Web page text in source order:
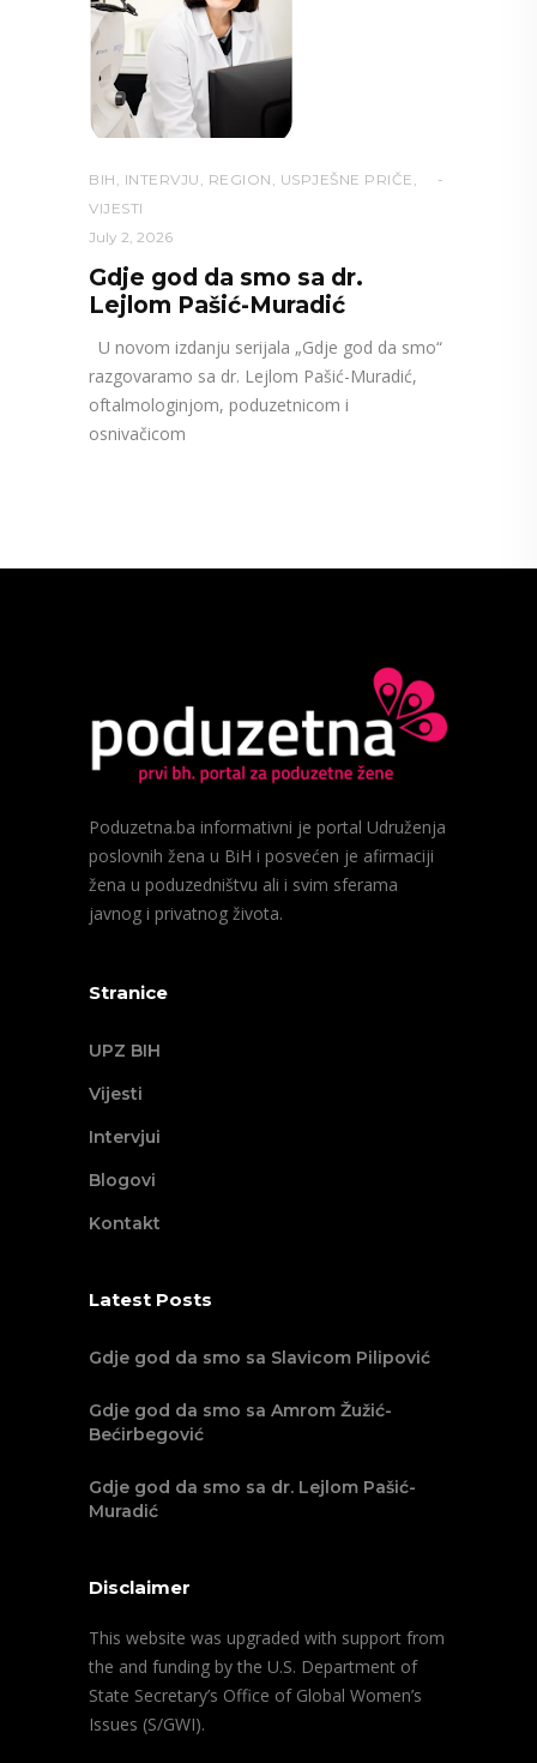
BIH , INTERVJU , REGION , USPJEŠNE PRIČE ,
VIJESTI
July 2, 2026
Gdje god da smo sa dr.
Lejlom Pašić-Muradić
U novom izdanju serijala „Gdje god da smo“
razgovaramo sa dr. Lejlom Pašić-Muradić,
oftalmologinjom, poduzetnicom i
osnivačicom
Poduzetna.ba informativni je portal Udruženja
poslovnih žena u BiH i posvećen je afirmaciji
žena u poduzedništvu ali i svim sferama
javnog i privatnog života.
Stranice
UPZ BIH
Vijesti
Intervjui
Blogovi
Kontakt
Latest Posts
Gdje god da smo sa Slavicom Pilipović
Gdje god da smo sa Amrom Žužić-
Bećirbegović
Gdje god da smo sa dr. Lejlom Pašić-
Muradić
Disclaimer
This website was upgraded with support from
the and funding by the U.S. Department of
State Secretary’s Office of Global Women’s
Issues (S/GWI).